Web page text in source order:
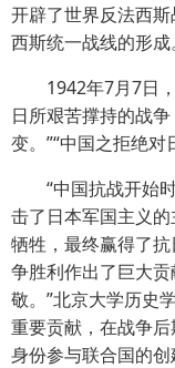
开辟了世界反法西
西斯统一战线的形成。
1942年7月7日，
日所艰苦撑持的战
变。”“中国之拒绝
“中国抗战开始时
击了日本军国主义
牺牲，最终赢得了
争胜利作出了巨大
敬。”北京大学历史
重要贡献，在战争
身份参与联合国的